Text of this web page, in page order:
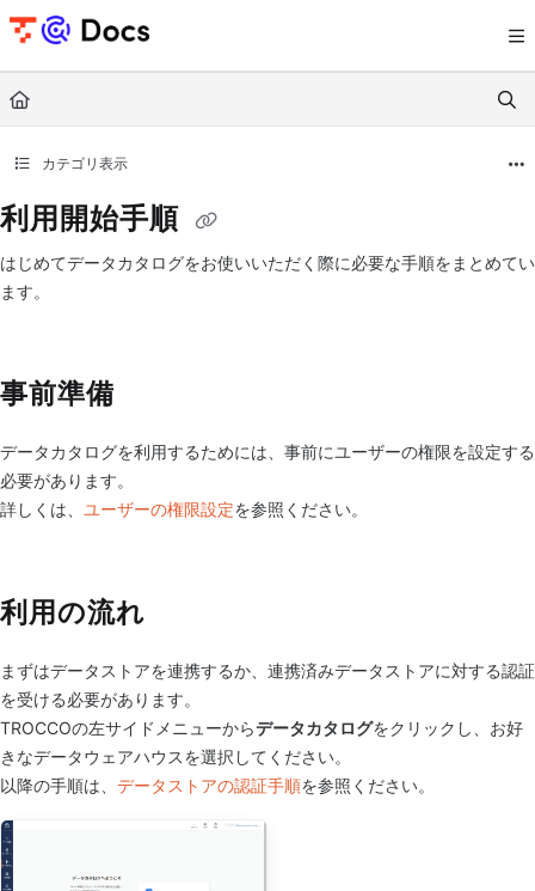
Documentation Index
Use this file to discover all available pages before exploring further.
カテゴリ表示
利用開始手順
はじめてデータカタログをお使いいただく際に必要な手順をまとめてい
ます。
事前準備
データカタログを利用するためには、事前にユーザーの権限を設定する
必要があります。
詳しくは、 ユーザーの権限設定を参照ください。
利用の流れ
まずはデータストアを連携するか、連携済みデータストアに対する認証
を受ける必要があります。
TROCCOの左サイドメニューからデータカタログをクリックし、お好
きなデータウェアハウスを選択してください。
以降の手順は、 データストアの認証手順を参照ください。